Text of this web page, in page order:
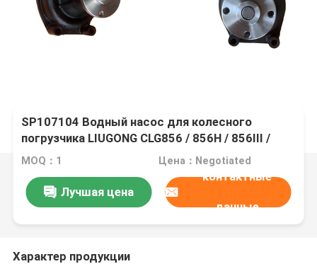
SP107104 Водный насос для колесного
погрузчика LIUGONG CLG856 / 856H / 856III /
855N / 855H Грейдер CLG4180D / 4220D / 4260D
MOQ：1 Цена：Negotiated
Лучшая цена
контактные
данные
Характер продукции